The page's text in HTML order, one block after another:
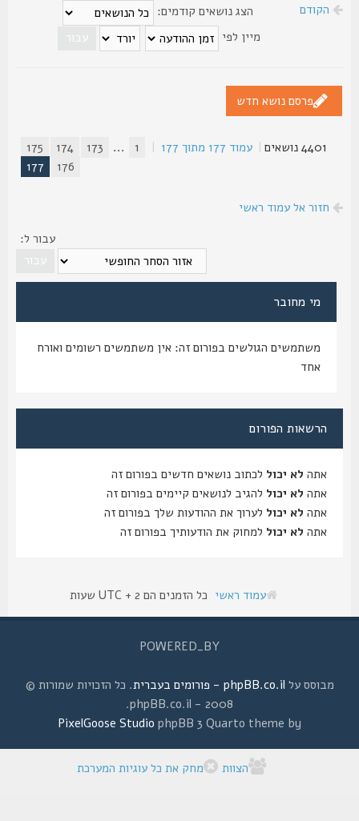
הקודם
הצג נושאים קודמים:
מיין לפי
פרסם נושא חדש
| עמוד177מתוך177
|
1
...
173
174
175
177
חזור אל עמוד ראשי
עבור ל:
מי מחובר
משתמשים הגולשים בפורום זה: אין משתמשים רשומים ואורח
הרשאות הפורום
לא יכול לכתוב נושאים חדשים בפורום זה
לא יכול להגיב לנושאים קיימים בפורום זה
לא יכול לערוך את ההודעות שלך בפורום זה
לא יכול למחוק את הודעותיך בפורום זה
עמוד ראשי כל הזמנים הם UTC + 2 שעות
POWERED_BY
מבוסס עלphpBB.co.il - פורומים בעברית
. כל הזכויות שמורות ©
2008 - phpBB.co.il.
phpBB 3 Quarto theme by
PixelGoose Studio
הצוות מחק את כל עוגיות המערכת